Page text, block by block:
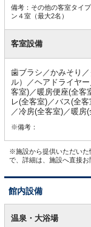
備考：その他の客室タイ
ン４室（最大2名）
客室設備
歯ブラシ／かみそり
ル）／ヘアドライヤ
客室)／暖房便座(全客
レ(全客室)／バス(全
／冷房(全客室)／暖房
※備考：
※施設から提供いただいた
で、詳細は、施設へ直接お
館内設備
内温泉・大浴場